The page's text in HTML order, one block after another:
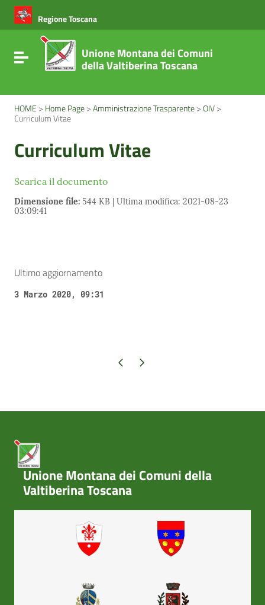
Vai ai contenuti
Vai al menu di navigazione
Vai al footer
Regione Toscana
Attiva / disattiva la navigazione
Unione Montana dei Comuni
della Valtiberina Toscana
HOME > Home Page>Amministrazione Trasparente>OIV>
Curriculum Vitae
Curriculum Vitae
Scarica il documento
Dimensione file: 544 KB | Ultima modifica: 2021-08-23
03:09:41
Ultimo aggiornamento
3 Marzo 2020, 09:31
Pagina precedente
Pagina successiva
Unione Montana dei Comuni della
Valtiberina Toscana